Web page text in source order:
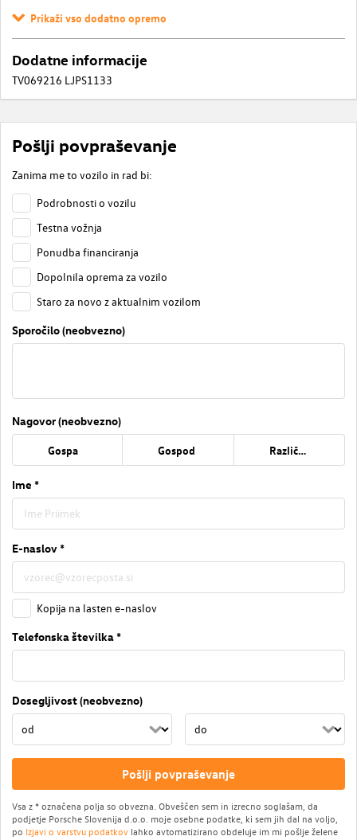
Prikaži vso dodatno opremo
Dodatne informacije
TV069216 LJPS1133
Pošlji povpraševanje
Zanima me to vozilo in rad bi:
Podrobnosti o vozilu
Testna vožnja
Ponudba financiranja
Dopolnila oprema za vozilo
Staro za novo z aktualnim vozilom
Sporočilo (neobvezno)
Nagovor (neobvezno)
Gospa Gospod Različno
Ime *
E-naslov *
Kopija na lasten e-naslov
Telefonska številka *
Dosegljivost (neobvezno)
Pošlji povpraševanje
Vsa z * označena polja so obvezna. Obveščen sem in izrecno soglašam, da
podjetje Porsche Slovenija d.o.o. moje osebne podatke, ki sem jih dal na voljo,
po Izjavi o varstvu podatkov lahko avtomatizirano obdeluje im mi pošlje želene